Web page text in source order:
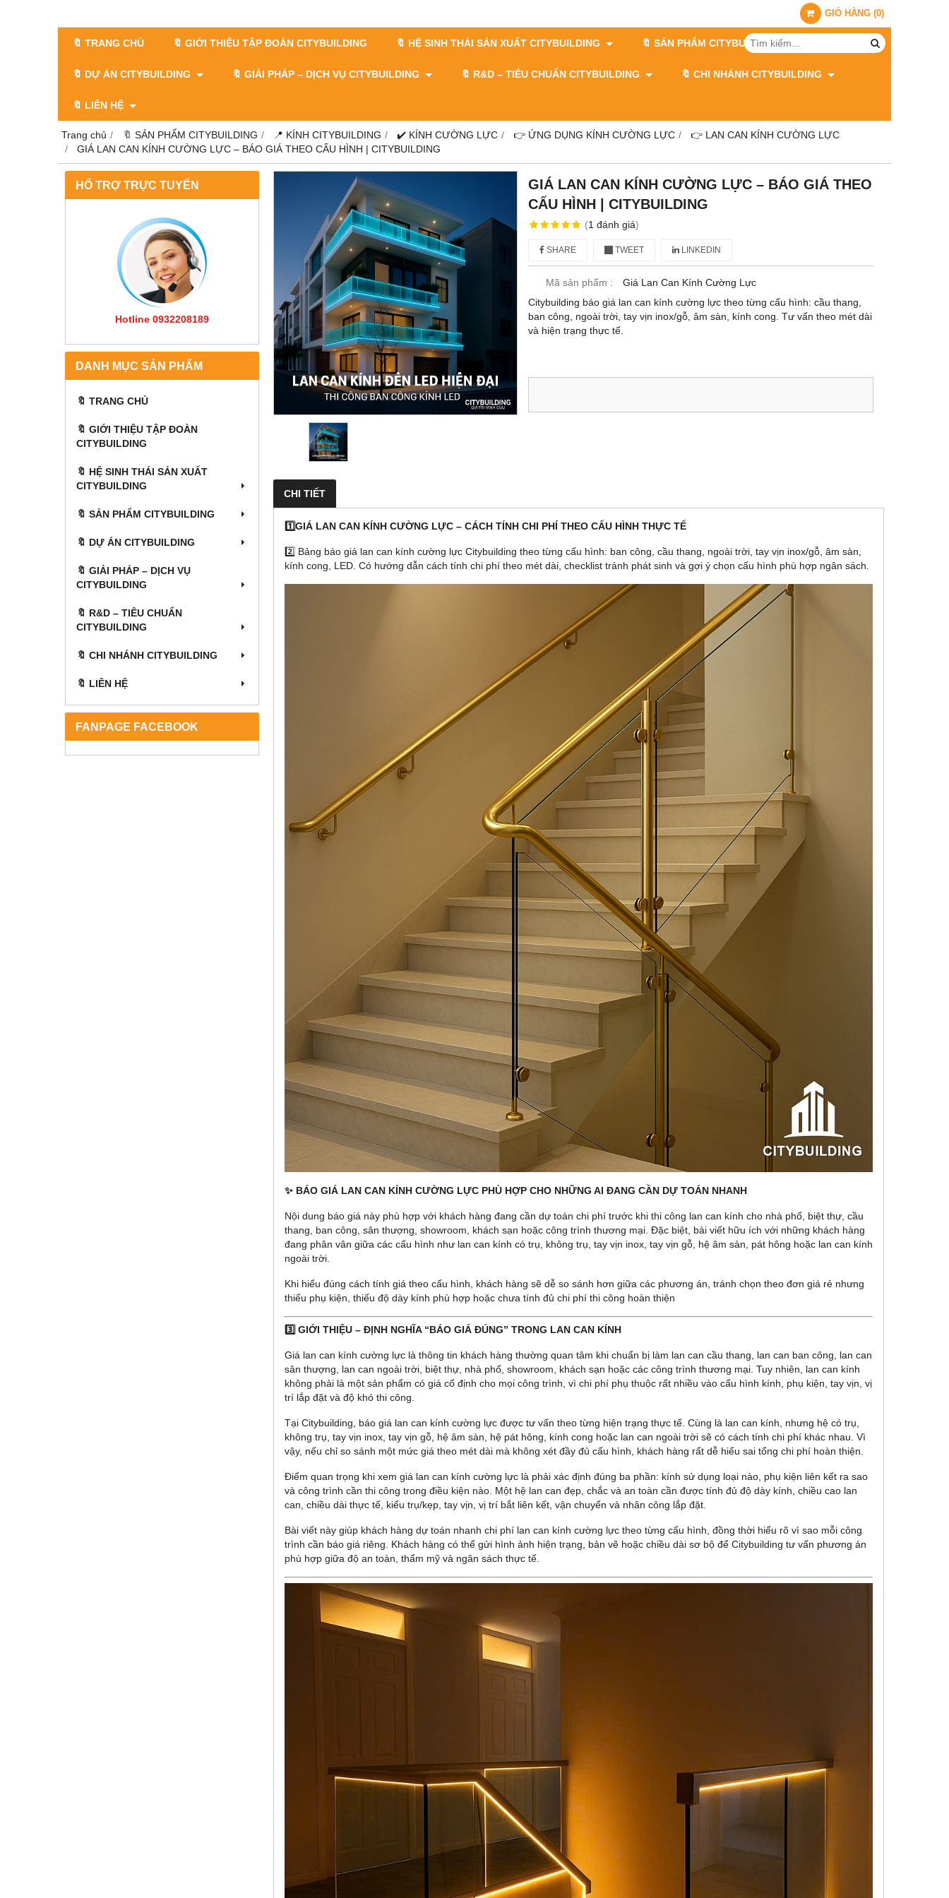
GIỎ HÀNG (0)
🔖 TRANG CHỦ 🔖 GIỚI THIỆU TẬP ĐOÀN CITYBUILDING 🔖 HỆ SINH THÁI SẢN XUẤT CITYBUILDING 🔖 SẢN PHẨM CITYBUILDING
🔖 DỰ ÁN CITYBUILDING 🔖 GIẢI PHÁP – DỊCH VỤ CITYBUILDING 🔖​​​​​​​ R&D – TIÊU CHUẨN CITYBUILDING 🔖 CHI NHÁNH CITYBUILDING
🔖 LIÊN HỆ
Trang chủ 🔖 SẢN PHẨM CITYBUILDING 📍 KÍNH CITYBUILDING ✔️ KÍNH CƯỜNG LỰC 👉 ỨNG DỤNG KÍNH CƯỜNG LỰC
👉 LAN CAN KÍNH CƯỜNG LỰC
GIÁ LAN CAN KÍNH CƯỜNG LỰC – BÁO GIÁ THEO CẤU HÌNH | CITYBUILDING
HỔ TRỢ TRỰC TUYẾN
Hotline 0932208189
DANH MỤC SẢN PHẨM
🔖 TRANG CHỦ
🔖 GIỚI THIỆU TẬP ĐOÀN
CITYBUILDING
🔖 HỆ SINH THÁI SẢN XUẤT
CITYBUILDING
🔖 SẢN PHẨM CITYBUILDING
🔖 DỰ ÁN CITYBUILDING
🔖 GIẢI PHÁP – DỊCH VỤ
CITYBUILDING
🔖​​​​​​​ R&D – TIÊU CHUẨN
CITYBUILDING
🔖 CHI NHÁNH CITYBUILDING
🔖 LIÊN HỆ
FANPAGE FACEBOOK
GIÁ LAN CAN KÍNH CƯỜNG LỰC – BÁO GIÁ THEO
CẤU HÌNH | CITYBUILDING
(1 đánh giá)
SHARE TWEET LINKEDIN
Mã sản phẩm :
Giá Lan Can Kính Cường Lực
Citybuilding báo giá lan can kính cường lực theo từng cấu hình: cầu thang,
ban công, ngoài trời, tay vịn inox/gỗ, âm sàn, kính cong. Tư vấn theo mét dài
và hiện trạng thực tế.
CHI TIẾT
1️⃣GIÁ LAN CAN KÍNH CƯỜNG LỰC – CÁCH TÍNH CHI PHÍ THEO CẤU HÌNH THỰC TẾ
2️⃣ Bảng báo giá lan can kính cường lực Citybuilding theo từng cấu hình: ban công, cầu thang, ngoài trời, tay vịn inox/gỗ, âm sàn,
kính cong, LED. Có hướng dẫn cách tính chi phí theo mét dài, checklist tránh phát sinh và gợi ý chọn cấu hình phù hợp ngân sách.
✨ BÁO GIÁ LAN CAN KÍNH CƯỜNG LỰC PHÙ HỢP CHO NHỮNG AI ĐANG CẦN DỰ TOÁN NHANH
Nội dung báo giá này phù hợp với khách hàng đang cần dự toán chi phí trước khi thi công lan can kính cho nhà phố, biệt thự, cầu
thang, ban công, sân thượng, showroom, khách sạn hoặc công trình thương mại. Đặc biệt, bài viết hữu ích với những khách hàng
đang phân vân giữa các cấu hình như lan can kính có trụ, không trụ, tay vịn inox, tay vịn gỗ, hệ âm sàn, pát hông hoặc lan can kính
ngoài trời.
Khi hiểu đúng cách tính giá theo cấu hình, khách hàng sẽ dễ so sánh hơn giữa các phương án, tránh chọn theo đơn giá rẻ nhưng
thiếu phụ kiện, thiếu độ dày kính phù hợp hoặc chưa tính đủ chi phí thi công hoàn thiện
3️⃣ GIỚI THIỆU – ĐỊNH NGHĨA “BÁO GIÁ ĐÚNG” TRONG LAN CAN KÍNH
Giá lan can kính cường lực là thông tin khách hàng thường quan tâm khi chuẩn bị làm lan can cầu thang, lan can ban công, lan can
sân thượng, lan can ngoài trời, biệt thự, nhà phố, showroom, khách sạn hoặc các công trình thương mại. Tuy nhiên, lan can kính
không phải là một sản phẩm có giá cố định cho mọi công trình, vì chi phí phụ thuộc rất nhiều vào cấu hình kính, phụ kiện, tay vịn, vị
trí lắp đặt và độ khó thi công.
Tại Citybuilding, báo giá lan can kính cường lực được tư vấn theo từng hiện trạng thực tế. Cùng là lan can kính, nhưng hệ có trụ,
không trụ, tay vịn inox, tay vịn gỗ, hệ âm sàn, hệ pát hông, kính cong hoặc lan can ngoài trời sẽ có cách tính chi phí khác nhau. Vì
vậy, nếu chỉ so sánh một mức giá theo mét dài mà không xét đầy đủ cấu hình, khách hàng rất dễ hiểu sai tổng chi phí hoàn thiện.
Điểm quan trọng khi xem giá lan can kính cường lực là phải xác định đúng ba phần: kính sử dụng loại nào, phụ kiện liên kết ra sao
và công trình cần thi công trong điều kiện nào. Một hệ lan can đẹp, chắc và an toàn cần được tính đủ độ dày kính, chiều cao lan
can, chiều dài thực tế, kiểu trụ/kẹp, tay vịn, vị trí bắt liên kết, vận chuyển và nhân công lắp đặt.
Bài viết này giúp khách hàng dự toán nhanh chi phí lan can kính cường lực theo từng cấu hình, đồng thời hiểu rõ vì sao mỗi công
trình cần báo giá riêng. Khách hàng có thể gửi hình ảnh hiện trạng, bản vẽ hoặc chiều dài sơ bộ để Citybuilding tư vấn phương án
phù hợp giữa độ an toàn, thẩm mỹ và ngân sách thực tế.